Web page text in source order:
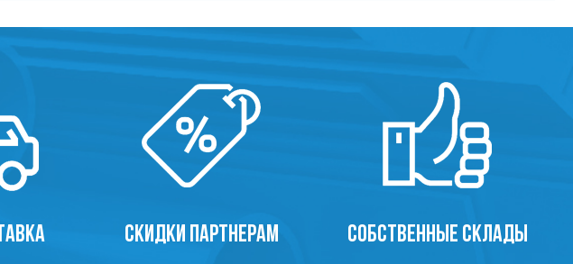
СКИДКИ ПАРТНЕРАМ СОБСТВЕННЫЕ СКЛАДЫ